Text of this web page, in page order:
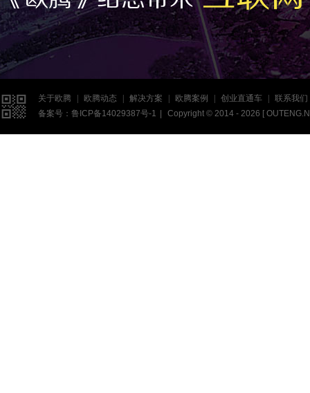
 关于欧腾 欧腾动态 解决方案 欧腾案例 创业直通车
联系我们
备案号： 鲁ICP备14029387号-1 Copyright © 2014 - 2026 [